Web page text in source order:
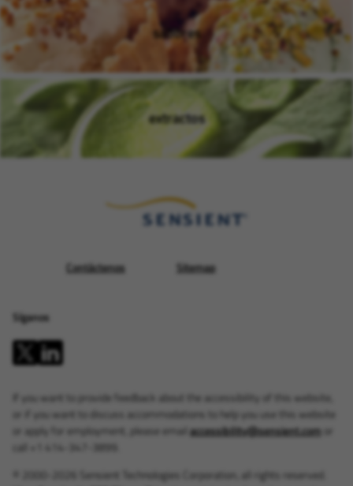
sabores(Se abre en una ventana
extractos(Se abre en una ventana
Contáctenos Sitemap
Síganos
If you want to provide feedback about the accessibility of this website,
or if you want to discuss accommodations to help you use this website
or apply for employment, please email accessibility@sensient.com or
call +1 414-347-3899.
© 2000-2026 Sensient Technologies Corporation, all rights reserved.